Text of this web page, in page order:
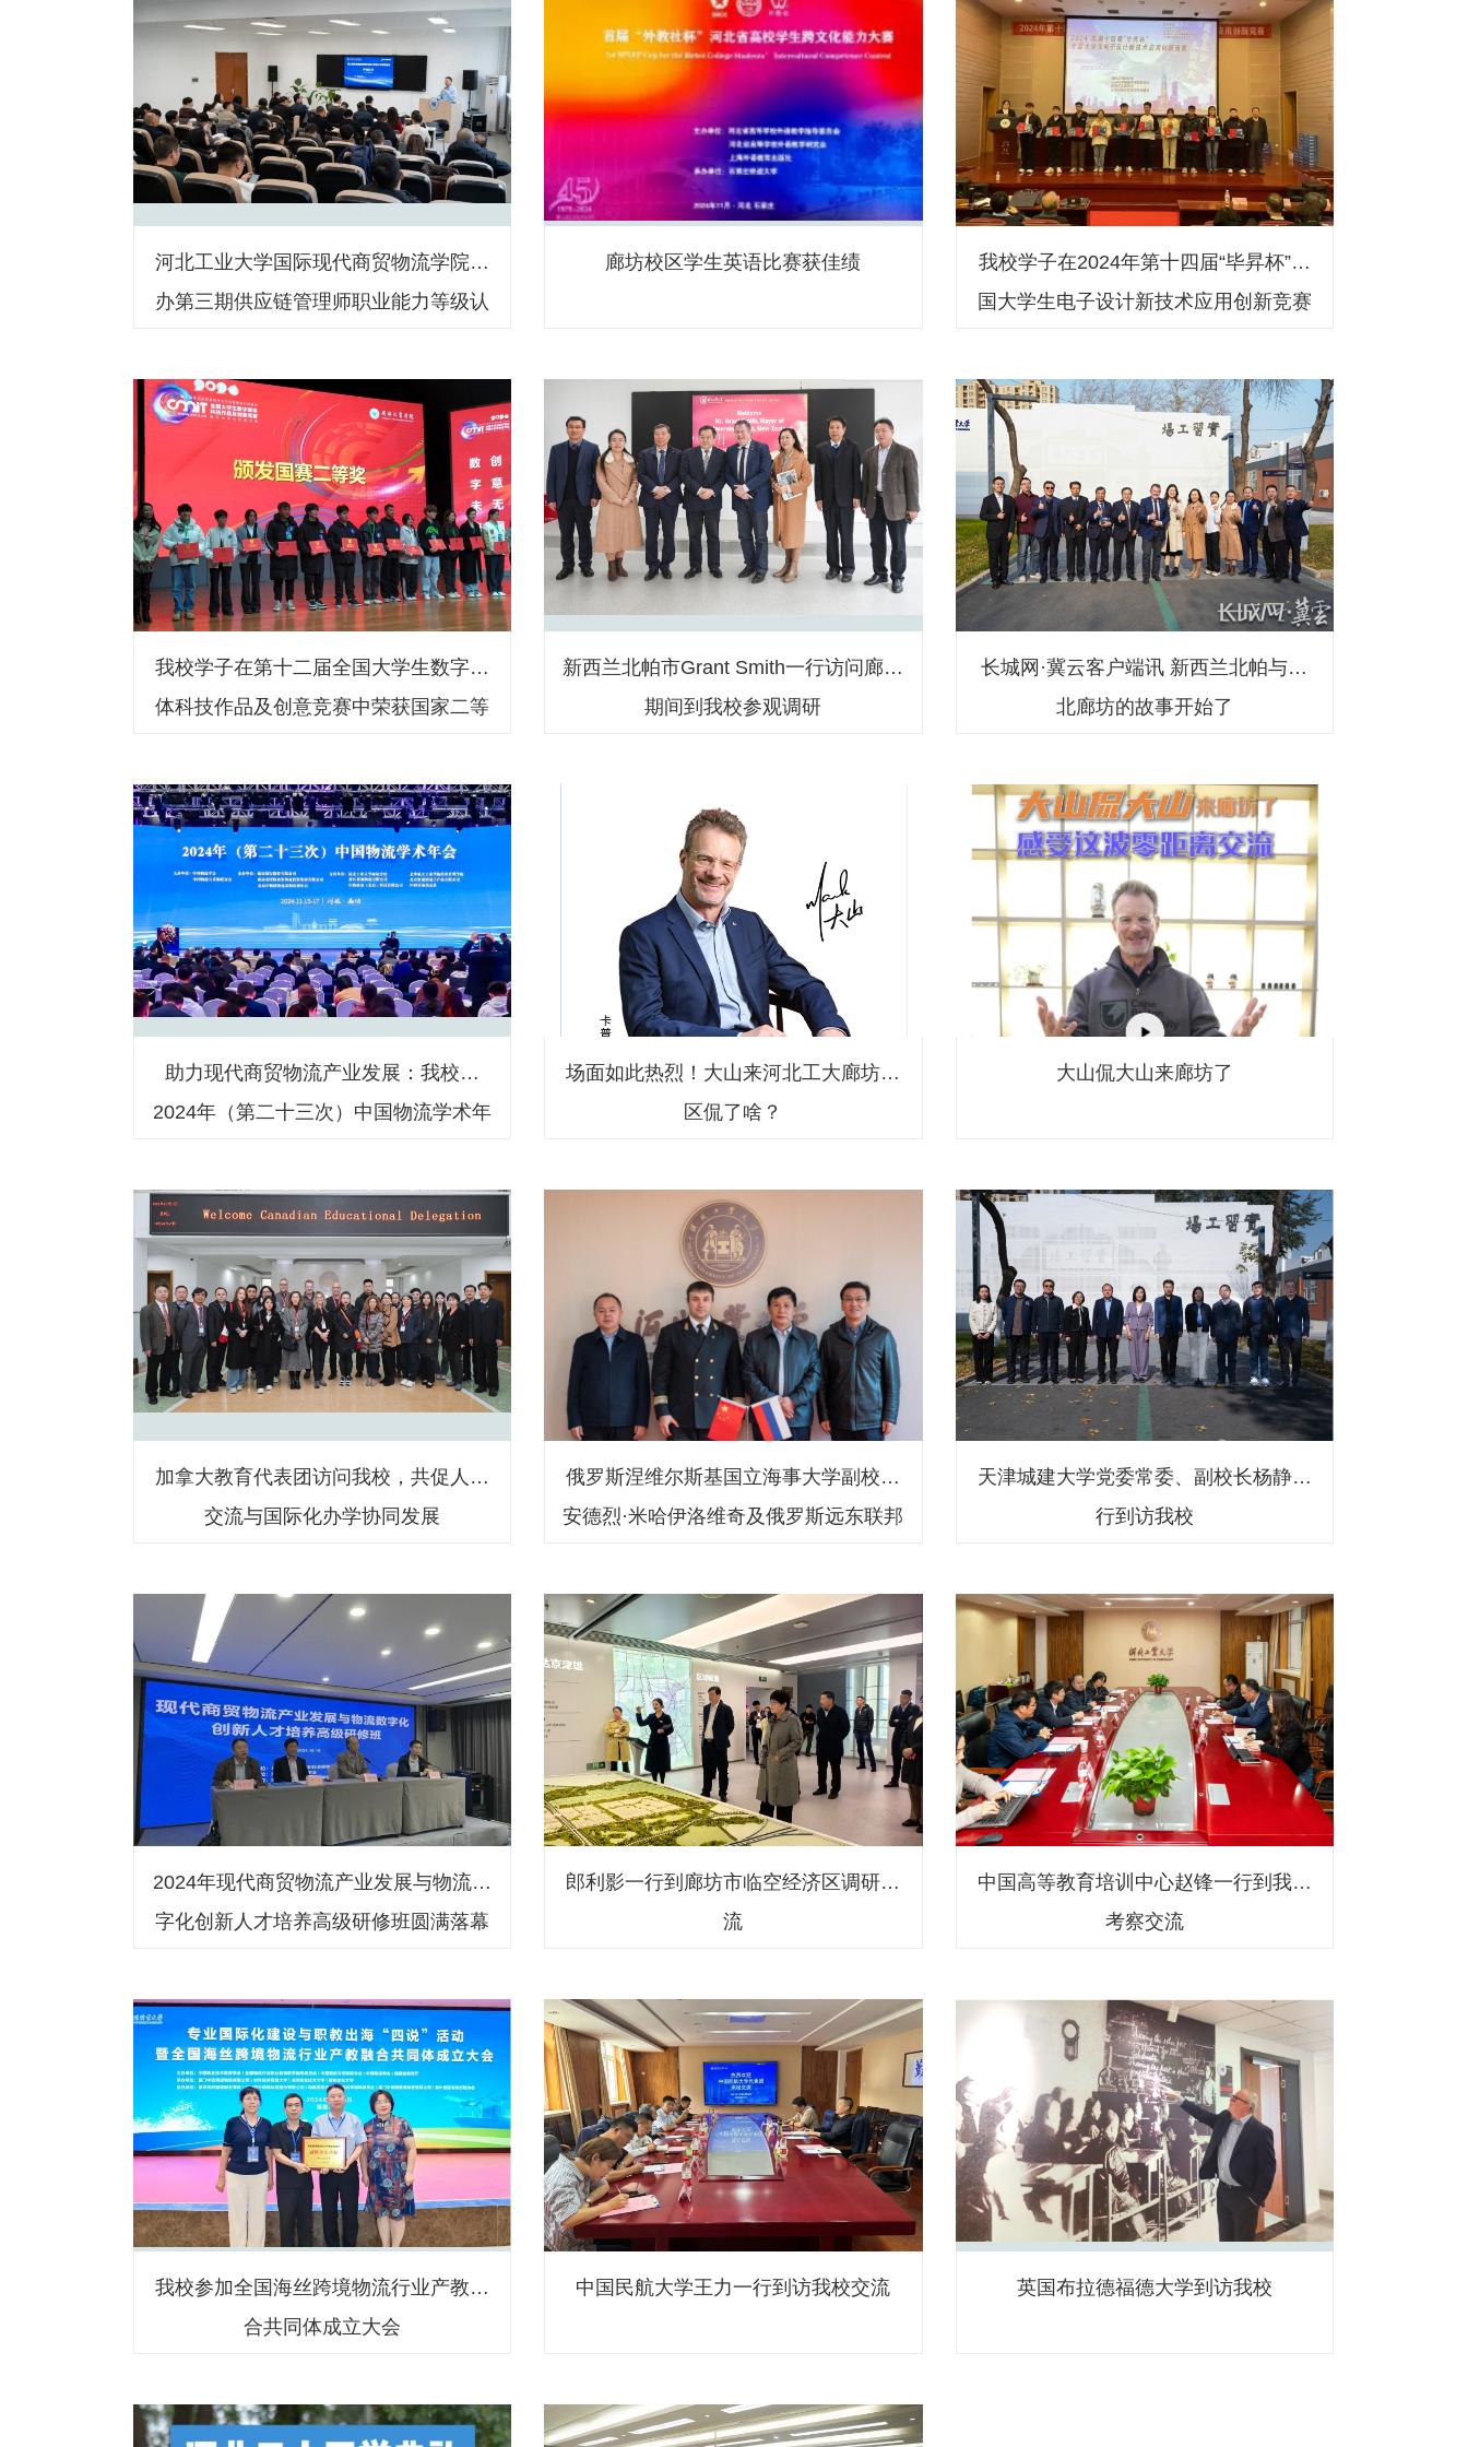
河北工业大学国际现代商贸物流学院举
办第三期供应链管理师职业能力等级认
廊坊校区学生英语比赛获佳绩
我校学子在2024年第十四届“毕昇杯”全
国大学生电子设计新技术应用创新竞赛
我校学子在第十二届全国大学生数字媒
体科技作品及创意竞赛中荣获国家二等
新西兰北帕市Grant Smith一行访问廊坊
期间到我校参观调研
长城网·冀云客户端讯 新西兰北帕与河
北廊坊的故事开始了
助力现代商贸物流产业发展：我校为
2024年（第二十三次）中国物流学术年
场面如此热烈！大山来河北工大廊坊校
区侃了啥？
大山侃大山来廊坊了
加拿大教育代表团访问我校，共促人文
交流与国际化办学协同发展
俄罗斯涅维尔斯基国立海事大学副校长
安德烈·米哈伊洛维奇及俄罗斯远东联邦
天津城建大学党委常委、副校长杨静一
行到访我校
2024年现代商贸物流产业发展与物流数
字化创新人才培养高级研修班圆满落幕
郎利影一行到廊坊市临空经济区调研交
流
中国高等教育培训中心赵锋一行到我校
考察交流
我校参加全国海丝跨境物流行业产教融
合共同体成立大会
中国民航大学王力一行到访我校交流 英国布拉德福德大学到访我校